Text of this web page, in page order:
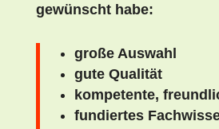
gewün­scht habe:
große Auswahl
gute Qual­ität
kom­pe­tente,
fundiertes